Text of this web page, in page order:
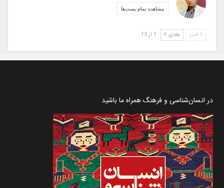
مشاهده تمام پست‌ها
قبلی بعدی
در انسان‌شناسی و فرهنگ همراه ما باشید